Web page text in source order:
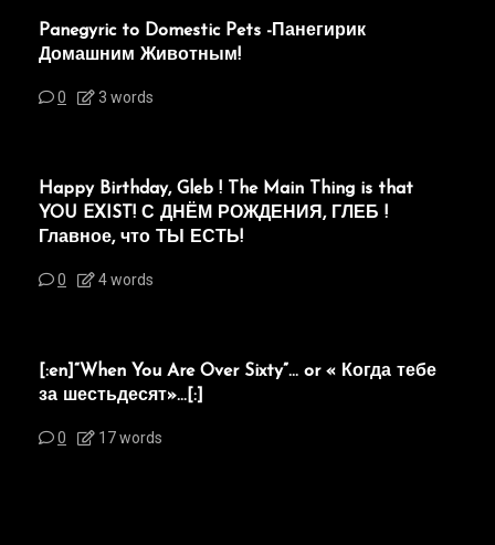
Panegyric to Domestic Pets -Панегирик
Домашним Животным!
0 3 words
Happy Birthday, Gleb ! The Main Thing is that
YOU EXIST! С ДНЁМ РОЖДЕНИЯ, ГЛЕБ !
Главное, что ТЫ ЕСТЬ!
0 4 words
[:en]“When You Are Over Sixty”… or « Когда тебе
за шестьдесят»…[:]
0 17 words